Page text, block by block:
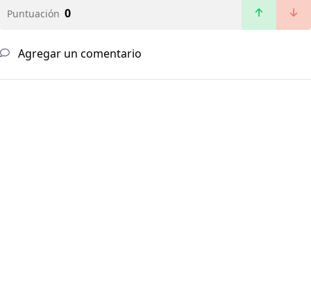
Puntuación 0
Agregar un comentario